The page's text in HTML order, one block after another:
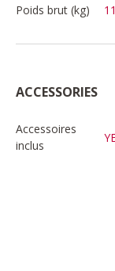
Poids brut (kg)
ACCESSORIES
Accessoires
inclus